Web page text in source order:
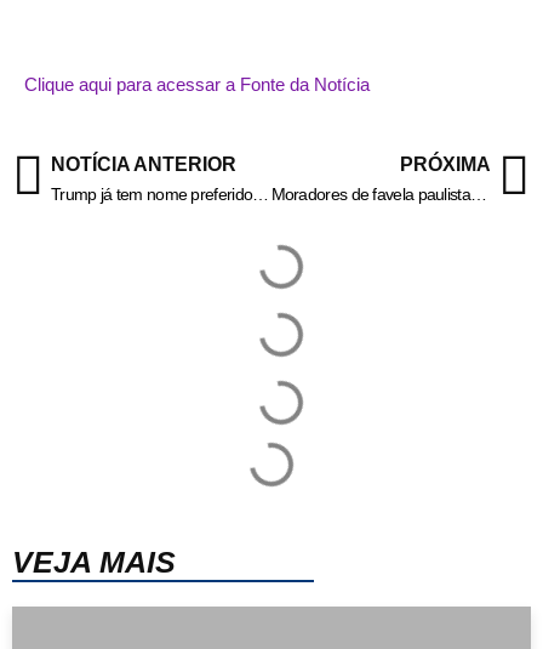
Clique aqui para acessar a Fonte da Notícia
NOTÍCIA ANTERIOR
Trump já tem nome preferido para assumir Fed; saiba quem é
PRÓXIMA
Moradores de favela paulistana fazem barricada contra ação policial
VEJA MAIS